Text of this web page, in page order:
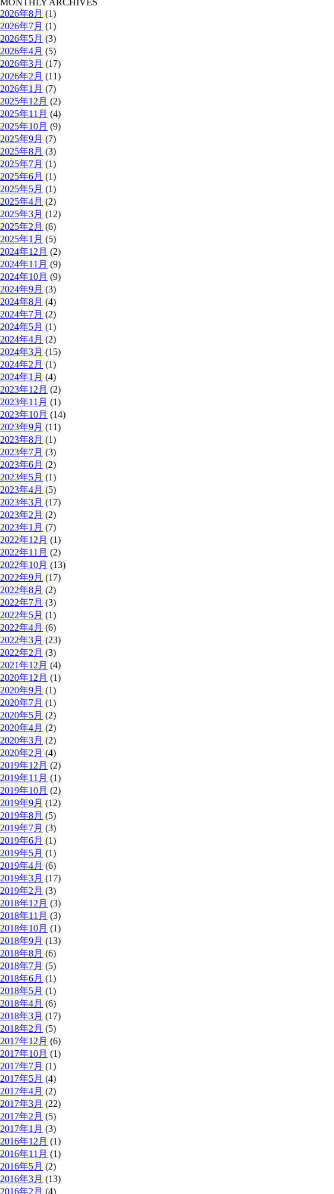
MONTHLY ARCHIVES
2026年8月 (1)
2026年7月 (1)
2026年5月 (3)
2026年4月 (5)
2026年3月 (17)
2026年2月 (11)
2026年1月 (7)
2025年12月 (2)
2025年11月 (4)
2025年10月 (9)
2025年9月 (7)
2025年8月 (3)
2025年7月 (1)
2025年6月 (1)
2025年5月 (1)
2025年4月 (2)
2025年3月 (12)
2025年2月 (6)
2025年1月 (5)
2024年12月 (2)
2024年11月 (9)
2024年10月 (9)
2024年9月 (3)
2024年8月 (4)
2024年7月 (2)
2024年5月 (1)
2024年4月 (2)
2024年3月 (15)
2024年2月 (1)
2024年1月 (4)
2023年12月 (2)
2023年11月 (1)
2023年10月 (14)
2023年9月 (11)
2023年8月 (1)
2023年7月 (3)
2023年6月 (2)
2023年5月 (1)
2023年4月 (5)
2023年3月 (17)
2023年2月 (2)
2023年1月 (7)
2022年12月 (1)
2022年11月 (2)
2022年10月 (13)
2022年9月 (17)
2022年8月 (2)
2022年7月 (3)
2022年5月 (1)
2022年4月 (6)
2022年3月 (23)
2022年2月 (3)
2021年12月 (4)
2020年12月 (1)
2020年9月 (1)
2020年7月 (1)
2020年5月 (2)
2020年4月 (2)
2020年3月 (2)
2020年2月 (4)
2019年12月 (2)
2019年11月 (1)
2019年10月 (2)
2019年9月 (12)
2019年8月 (5)
2019年7月 (3)
2019年6月 (1)
2019年5月 (1)
2019年4月 (6)
2019年3月 (17)
2019年2月 (3)
2018年12月 (3)
2018年11月 (3)
2018年10月 (1)
2018年9月 (13)
2018年8月 (6)
2018年7月 (5)
2018年6月 (1)
2018年5月 (1)
2018年4月 (6)
2018年3月 (17)
2018年2月 (5)
2017年12月 (6)
2017年10月 (1)
2017年7月 (1)
2017年5月 (4)
2017年4月 (2)
2017年3月 (22)
2017年2月 (5)
2017年1月 (3)
2016年12月 (1)
2016年11月 (1)
2016年5月 (2)
2016年3月 (13)
2016年2月 (4)